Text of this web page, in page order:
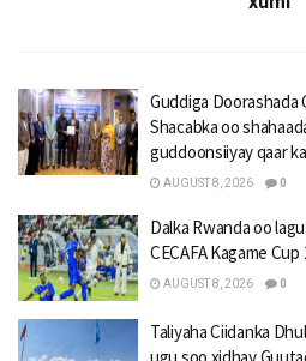
Guddiga Doorashada
Shacabka oo
guddoonsiiyay qaar
AUGUST 8, 2026 0
Dalka Rwanda oo
CECAFA Kagame Cup
AUGUST 8, 2026 0
Taliyaha Ciidanka
ugu soo xidhay